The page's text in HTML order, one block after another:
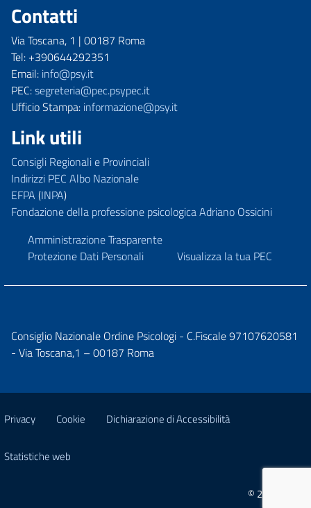
Contatti
Via Toscana, 1 | 00187 Roma
Tel: +390644292351
Email: info@psy.it
PEC:segreteria@pec.psypec.it
Ufficio Stampa: informazione@psy.it
Link utili
Consigli Regionali e Provinciali
Indirizzi PEC Albo Nazionale
EFPA (INPA)
Fondazione della professione psicologica Adriano Ossicini
Amministrazione Trasparente
Protezione Dati Personali
Visualizza la tua PEC
Consiglio Nazionale Ordine Psicologi - C.Fiscale 97107620581
- Via Toscana,1 – 00187 Roma
Privacy Cookie Dichiarazione di Accessibilità
Statistiche web
© 2026 CNOP